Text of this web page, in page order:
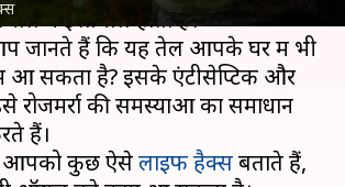
में इस्तेमाल होता है।
जानते हैं कि यह तेल आपके घर में भी
आ सकता है? इसके एंटीसेप्टिक और
की समस्याओं का समाधान
हैं।
कुछ ऐसेलाइफ हैक्सबताते हैं,